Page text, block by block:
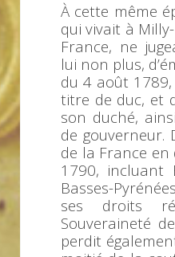
À cette même
qui vivait à
France, ne
lui non plus,
du 4 août
titre de duc, et
son duché,
de gouverneur.
de la France
1790, incluant
Basses-
ses droits
Souveraineté
perdit